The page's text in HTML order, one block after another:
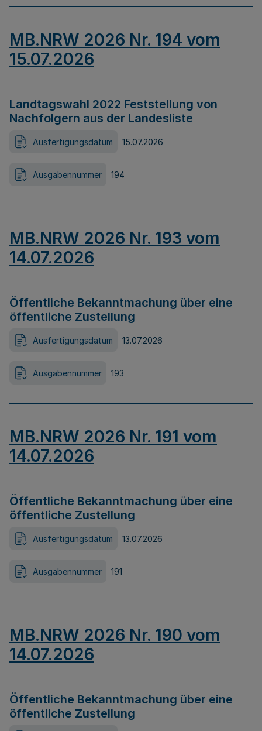
MB.NRW 2026 Nr. 194 vom
15.07.2026
Landtagswahl 2022 Feststellung von
Nachfolgern aus der Landesliste
Ausfertigungsdatum 15.07.2026
Ausgabennummer 194
MB.NRW 2026 Nr. 193 vom
14.07.2026
Öffentliche Bekanntmachung über eine
öffentliche Zustellung
Ausfertigungsdatum 13.07.2026
Ausgabennummer 193
MB.NRW 2026 Nr. 191 vom
14.07.2026
Öffentliche Bekanntmachung über eine
öffentliche Zustellung
Ausfertigungsdatum 13.07.2026
Ausgabennummer 191
MB.NRW 2026 Nr. 190 vom
14.07.2026
Öffentliche Bekanntmachung über eine
öffentliche Zustellung